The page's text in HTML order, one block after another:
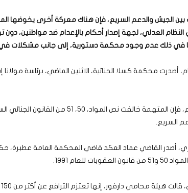
بين الجيش والدعم السريع، فإن هناك معركة أخرى يخوضها
العدلي، لجهة إصدار أحكام بالإعدام ضد مواطنين، دون
في ذلك عدم وجود محكمة دستورية، إلى جانب مشكلات في
أصدرت محكمة كسلا الجنائية، الاثنين الماضي، برئاسة
السريع.
أصدر القاضي عماد العكد قاضي المحكمة العامة عطبرة،